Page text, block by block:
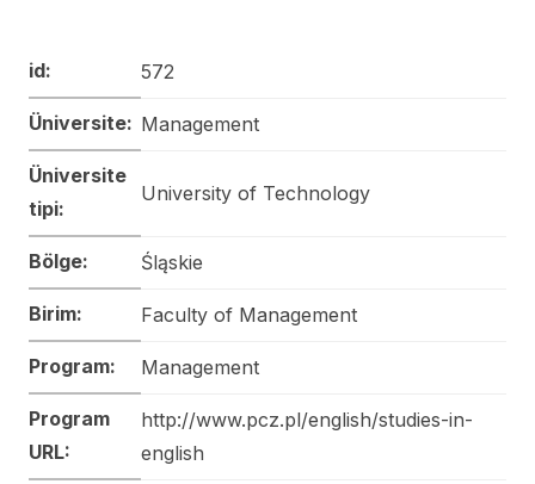
id: 572
Üniversite: Management
Üniversite
tipi:
University of Technology
Bölge: Śląskie
Birim: Faculty of Management
Program: Management
Program
URL:
http://www.pcz.pl/english/studies-in-
english